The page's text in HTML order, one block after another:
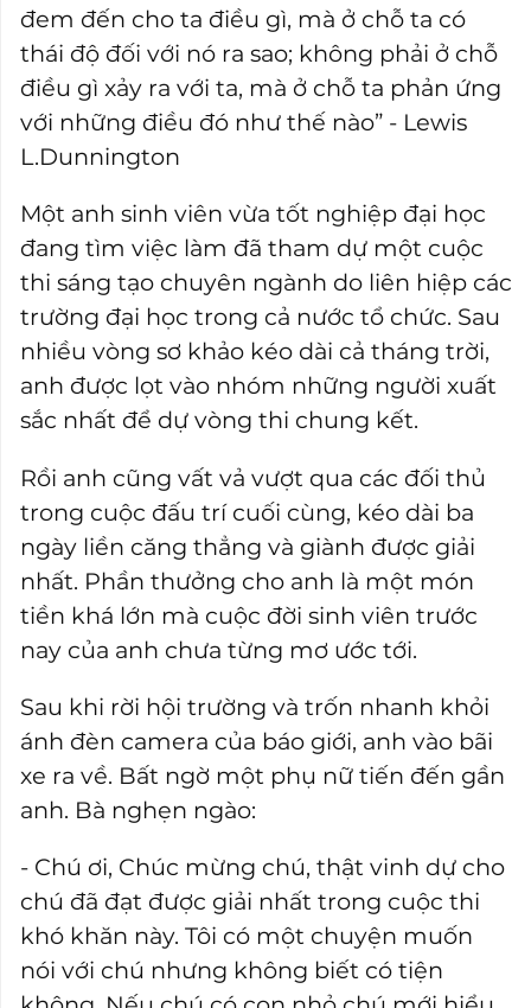
đem đến cho ta điều gì, mà ở chỗ ta có
thái độ đối với nó ra sao; không phải ở chỗ
điều gì xảy ra với ta, mà ở chỗ ta phản ứng
với những điều đó như thế nào” - Lewis
L.Dunnington
Một anh sinh viên vừa tốt nghiệp đại học
đang tìm việc làm đã tham dự một cuộc
thi sáng tạo chuyên ngành do liên hiệp các
trường đại học trong cả nước tổ chức. Sau
nhiều vòng sơ khảo kéo dài cả tháng trời,
anh được lọt vào nhóm những người xuất
sắc nhất để dự vòng thi chung kết.
Rồi anh cũng vất vả vượt qua các đối thủ
trong cuộc đấu trí cuối cùng, kéo dài ba
ngày liền căng thẳng và giành được giải
nhất. Phần thưởng cho anh là một món
tiền khá lớn mà cuộc đời sinh viên trước
nay của anh chưa từng mơ ước tới.
Sau khi rời hội trường và trốn nhanh khỏi
ánh đèn camera của báo giới, anh vào bãi
xe ra về. Bất ngờ một phụ nữ tiến đến gần
anh. Bà nghẹn ngào:
- Chú ơi, Chúc mừng chú, thật vinh dự cho
chú đã đạt được giải nhất trong cuộc thi
khó khăn này. Tôi có một chuyện muốn
nói với chú nhưng không biết có tiện